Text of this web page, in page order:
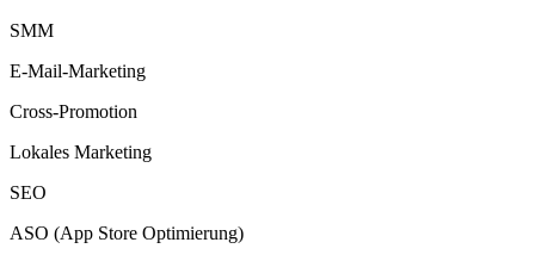
SMM
E-Mail-Marketing
Cross-Promotion
Lokales Marketing
SEO
ASO (App Store Optimierung)